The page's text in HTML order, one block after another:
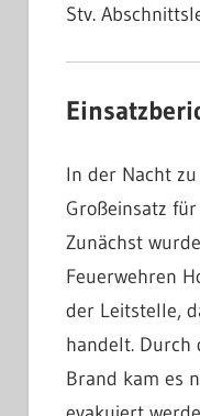
Stv.
In der Nacht
Großeinsatz
Zunächst
Feuerwehren
der Leitstelle,
handelt. Durch
Brand kam es